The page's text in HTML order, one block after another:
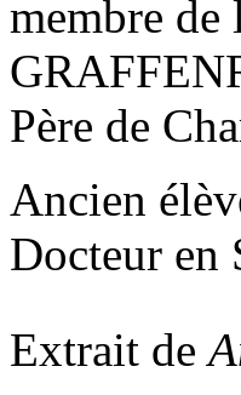
membre de
Père de
Ancien
Docteur en
Extrait de